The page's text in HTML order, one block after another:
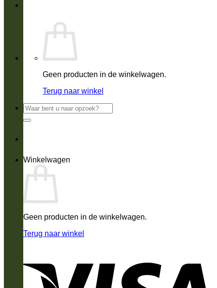
Geen producten in de winkelwagen.
Terug naar winkel
Zoeken
naar:
Winkelwagen
Geen producten in de winkelwagen.
Terug naar winkel